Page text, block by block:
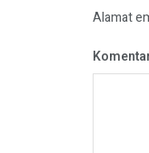
Alamat